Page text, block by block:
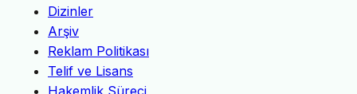
Dizinler
Arşiv
Reklam Politikası
Telif ve Lisans